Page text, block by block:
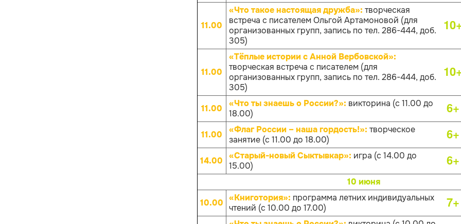
11.00
«Что такое настоящая дружба»: творческая
встреча с писателем Ольгой Артамоновой (для
организованных групп, запись по тел. 286-444, доб.
305)
11.00
«Тёплые истории с Анной Вербовской»:
творческая встреча с писателем (для
организованных групп, запись по тел. 286-444, доб.
305)
11.00 «Что ты знаешь о России?»: викторина (с 11.00 до
18.00)
6+
11.00 «Флаг России – наша гордость!»: творческое
занятие (с 11.00 до 18.00)
6+
14.00 «Старый-новый Сыктывкар»: игра (с 14.00 до
15.00)
6+
10 июня
10.00 «Книготория»: программа летних индивидуальных
чтений (с 10.00 до 17.00)
7+